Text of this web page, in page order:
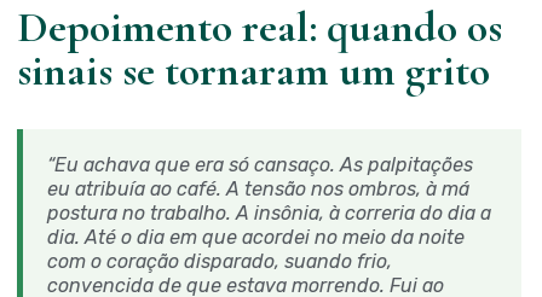
Depoimento real: quando os
sinais se tornaram um grito
“Eu achava que era só cansaço. As palpitações
eu atribuía ao café. A tensão nos ombros, à má
postura no trabalho. A insônia, à correria do dia a
dia. Até o dia em que acordei no meio da noite
com o coração disparado, suando frio,
convencida de que estava morrendo. Fui ao